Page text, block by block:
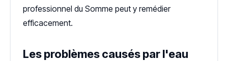
professionnel du Somme peut y remédier
efficacement.
Les problèmes causés par l'eau